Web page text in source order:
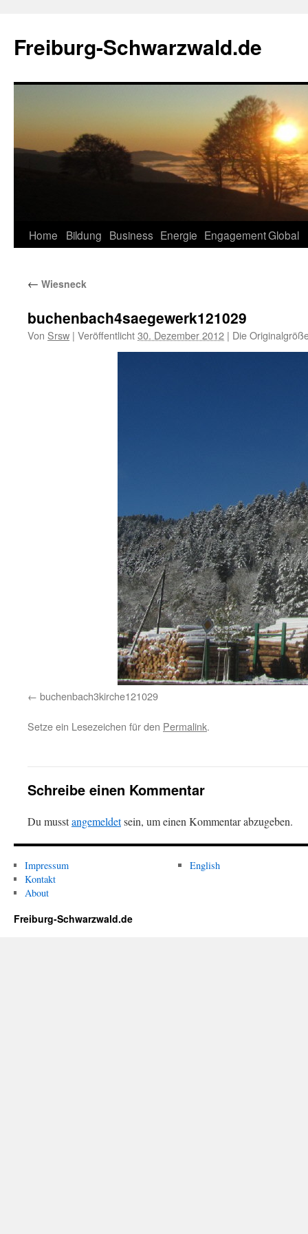
springen
Freiburg-Schwarzwald.de
Home Bildung Business Energie EngagementGlobal
← Wiesneck
buchenbach4saegewerk121029
Von Srsw | Veröffentlicht30. Dezember 2012 | Die
buchenbach3kirche121029
Setze ein Lesezeichen für den Permalink.
Schreibe einen Kommentar
Du musstangemeldetsein, um einen Kommentar abzugeben.
Impressum
Kontakt
About
English
Freiburg-Schwarzwald.de